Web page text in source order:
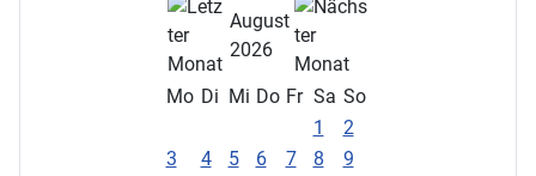
August
2026
Mo Di Mi Do Fr Sa So
1
2
3
4 5 6 7 8
9